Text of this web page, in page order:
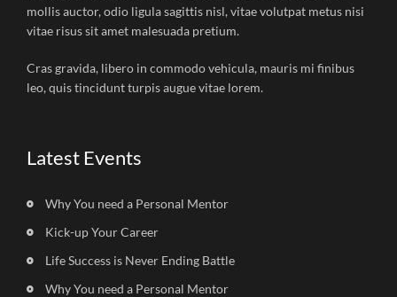
mollis auctor, odio ligula sagittis nisl, vitae volutpat metus nisi
vitae risus sit amet malesuada pretium.
Cras gravida, libero in commodo vehicula, mauris mi finibus
leo, quis tincidunt turpis augue vitae lorem.
Latest Events
Why You need a Personal Mentor
Kick-up Your Career
Life Success is Never Ending Battle
Why You need a Personal Mentor